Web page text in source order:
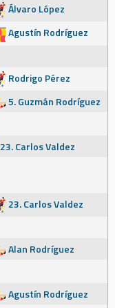
Álvaro López
Agustín Rodríguez
Rodrigo Pérez
5. Guzmán Rodríguez
23. Carlos Valdez
23. Carlos Valdez
Alan Rodríguez
Agustín Rodríguez